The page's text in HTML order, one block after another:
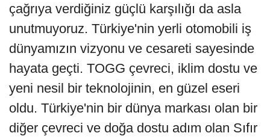
çağrıya verdiğiniz güçlü karşılığı da asla
unutmuyoruz. Türkiye'nin yerli otomobili iş
dünyamızın vizyonu ve cesareti sayesinde
hayata geçti. TOGG çevreci, iklim dostu ve
yeni nesil bir teknolojinin, en güzel eseri
oldu. Türkiye'nin bir dünya markası olan bir
diğer çevreci ve doğa dostu adım olan Sıfır